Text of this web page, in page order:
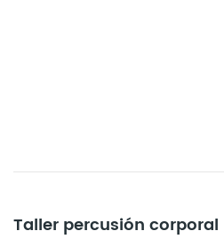
Taller percusión corporal